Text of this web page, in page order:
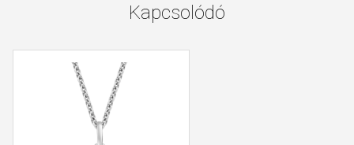
Kapcsolódó